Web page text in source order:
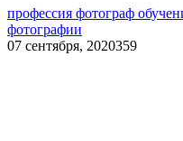
профессия фотограф
фотографии
07 сентября, 2020359